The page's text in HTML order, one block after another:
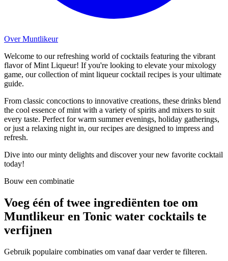
Over Muntlikeur
Welcome to our refreshing world of cocktails featuring the vibrant
flavor of Mint Liqueur! If you're looking to elevate your mixology
game, our collection of mint liqueur cocktail recipes is your ultimate
guide.
From classic concoctions to innovative creations, these drinks blend
the cool essence of mint with a variety of spirits and mixers to suit
every taste. Perfect for warm summer evenings, holiday gatherings,
or just a relaxing night in, our recipes are designed to impress and
refresh.
Dive into our minty delights and discover your new favorite cocktail
today!
Bouw een combinatie
Voeg één of twee ingrediënten toe om
Muntlikeur en Tonic water cocktails te
verfijnen
Gebruik populaire combinaties om vanaf daar verder te filteren.